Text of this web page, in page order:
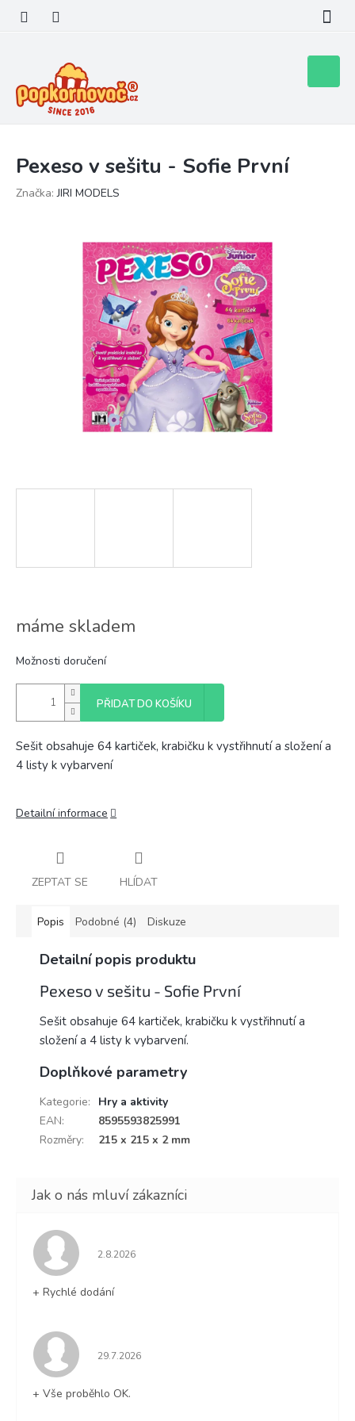
obsah
košík
Pexeso v sešitu - Sofie První
Značka:JIRI MODELS
máme skladem
Možnosti doručení
PŘIDAT DO KOŠÍKU
Sešit obsahuje 64 kartiček, krabičku k vystřihnutí a složení a
4 listy k vybarvení
Detailní informace
ZEPTAT SE HLÍDAT
Popis Podobné (4) Diskuze
Detailní popis produktu
Pexeso v sešitu - Sofie První
Sešit obsahuje 64 kartiček, krabičku k vystřihnutí a
složení a 4 listy k vybarvení.
Doplňkové parametry
Kategorie:
Hry a aktivity
EAN:
8595593825991
Rozměry: 215 x 215 x 2 mm
Hodnocení obchodu je 5 z 5 hvězdiček.
2.8.2026
+ Rychlé dodání
Hodnocení obchodu je 5 z 5 hvězdiček.
29.7.2026
+ Vše proběhlo OK.